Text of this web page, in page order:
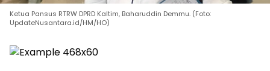
Ketua Pansus RTRW DPRD Kaltim, Baharuddin Demmu. (Foto:
UpdateNusantara.id/HM/HO)